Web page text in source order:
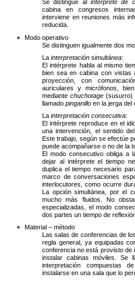
Se distingue al intérprete de
cabina encongresos
interviene en reuniones más
reducida.
Modo operativo
Se distinguen igualmente dos
La interpretación simultánea:
El intérprete habla al mismo
bien sea en cabina con vistas
proyección, con
auriculares y micrófonos,
mediantechuchotage(susurro)
llamado pinganillo en la jerga del
La interpretación consecutiva:
El intérprete reproduce en el
una intervención, el sentido
Este trabajo, según se efectúe
puede acompañarse o no de la
El modo consecutivo obliga a
dejar al intérprete el tiempo
duplica el tiempo necesario
marco de conversaciones
interlocutores, como ocurre
La opción simultánea, por el
mucho más fluidos. No
especializadas, el modo
dos partes un tiempo de
Material – método
Las salas de conferencias de
regla general, ya equipadas
conferencia no está provisto de
instalar cabinas móviles. Se
interpretación compuestas
instalarse en una sala que lo